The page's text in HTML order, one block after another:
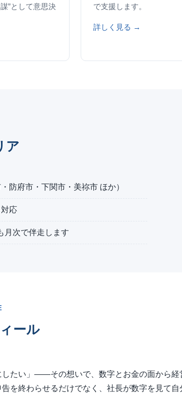
”として意思決
で支援します。
詳しく見る →
ア
防府市・下関市・美祢市 ほか）
応
月次で伴走します
ール
したい」——その想いで、数字とお金の面から経
を終わらせるだけでなく、社長が数字を見て自